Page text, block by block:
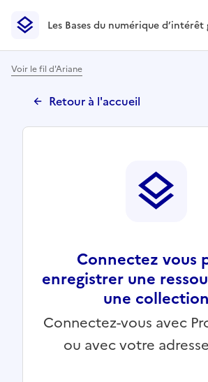
Les Bases du numérique d’intérêt
Les Bases du numérique d’intérêt
Voir le fil d'Ariane
Retour à l'accueil
Connectez vous
enregistrer une
une collection
Connectez-vous avec
ou avec votre